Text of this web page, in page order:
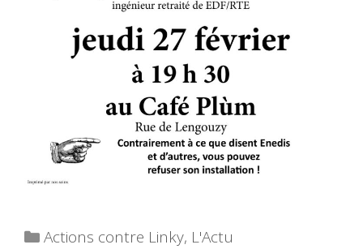
Catégories
Actions contre Linky, L'Actu